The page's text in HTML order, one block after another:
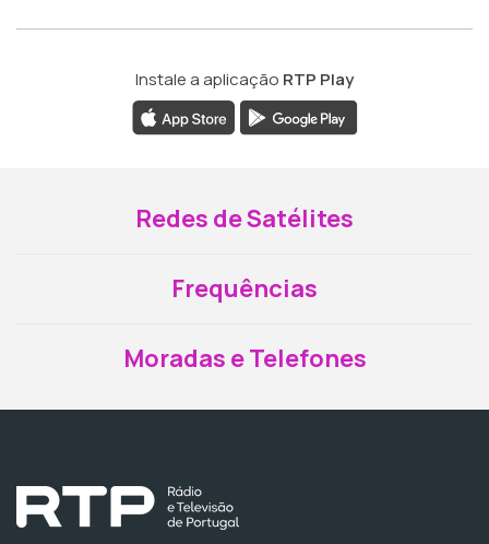
Instale a aplicação RTP Play
Redes de Satélites
Frequências
Moradas e Telefones